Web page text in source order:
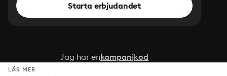
Starta erbjudandet
Jag har enkampanjkod
LÄS MER